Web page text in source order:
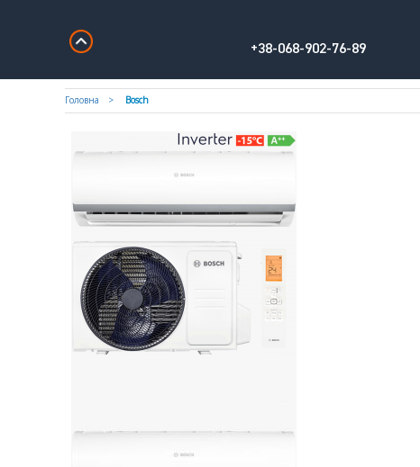
+38-068-902-76-89
Головна Bosch